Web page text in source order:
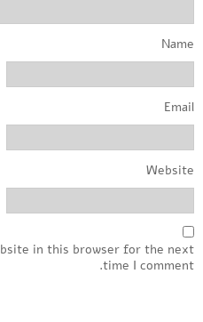
Name
Email
Website
in this browser for the next
time I comment.